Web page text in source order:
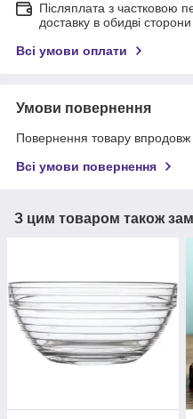
Післяплата з частковою
доставку в обидві
Всі умови оплати
Умови повернення
Повернення товару впродовж
Всі умови повернення
З цим товаром також